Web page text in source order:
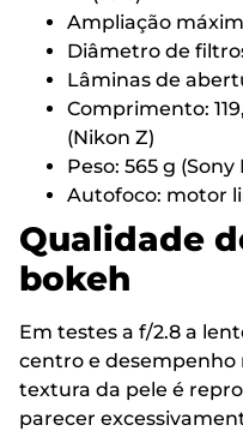
Ampliação
Diâmetro de
Lâminas de
Comprimento:
(Nikon Z)
Peso: 565 g (Sony
Autofoco: motor
Qualidade
bokeh
Em testes a f/2.8 a
centro e desempenho
textura da pele é
parecer